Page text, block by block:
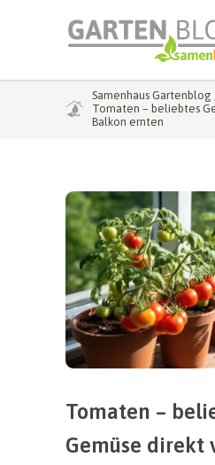
Samenhaus Gartenblog
Tomaten – beliebtes
Balkon ernten
Tomaten –
Gemüse direkt